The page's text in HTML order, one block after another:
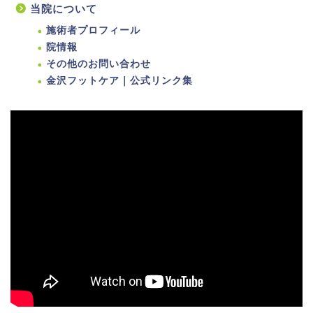
当院について
施術者プロフィール
院情報
その他のお問い合わせ
金沢フットケア｜公式リンク集